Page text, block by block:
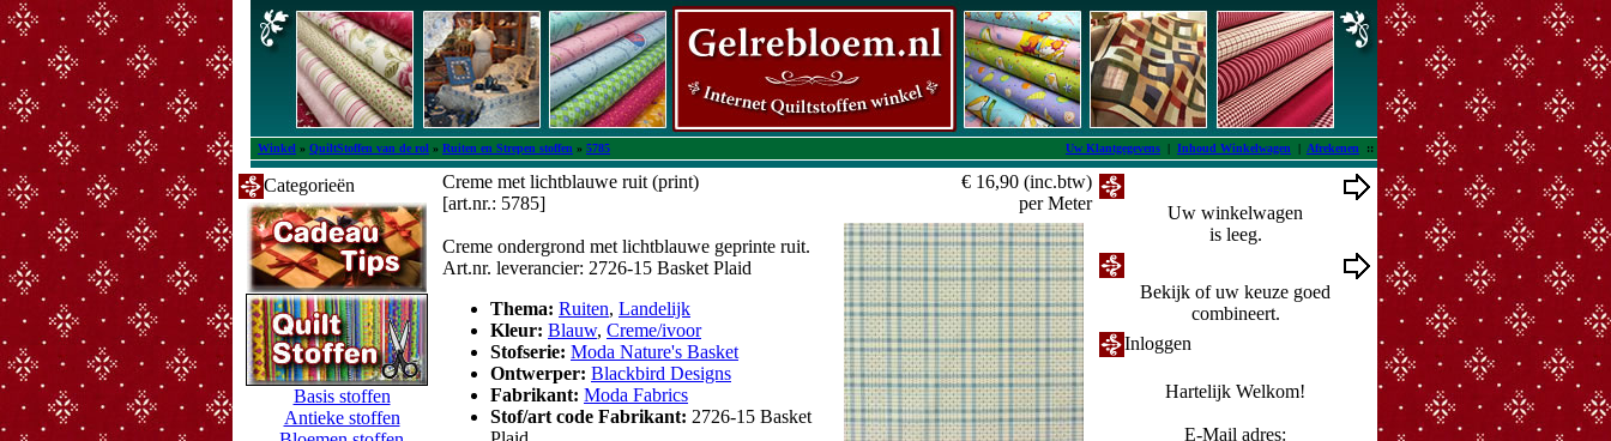
Winkel » QuiltStoffen van de rol » Ruiten en Strepen stoffen » 5785 Uw Klantgegevens | Inhoud Winkelwagen | Afrekenen ::
Categorieën
Basis stoffen
Antieke stoffen
Creme met lichtblauwe ruit (print)
[art.nr.: 5785]
€ 16,90 (inc.btw)
per Meter
Creme ondergrond met lichtblauwe geprinte ruit.
Art.nr. leverancier: 2726-15 Basket Plaid
Thema: Ruiten, Landelijk
Kleur: Blauw, Creme/ivoor
Stofserie: Moda Nature's Basket
Ontwerper: Blackbird Designs
Fabrikant: Moda Fabrics
Stof/art code Fabrikant: 2726-15 Basket
Uw winkelwagen
is leeg.
Bekijk of uw keuze goed
combineert.
Inloggen
Hartelijk Welkom!
E-Mail adres: